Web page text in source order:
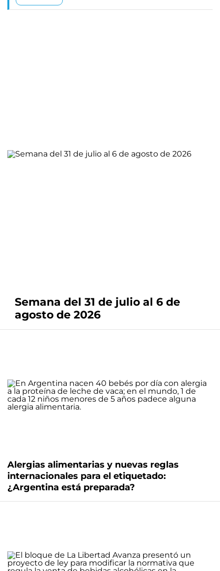
Semana del 31 de julio al 6 de
agosto de 2026
Alergias alimentarias y nuevas reglas
internacionales para el etiquetado:
¿Argentina está preparada?